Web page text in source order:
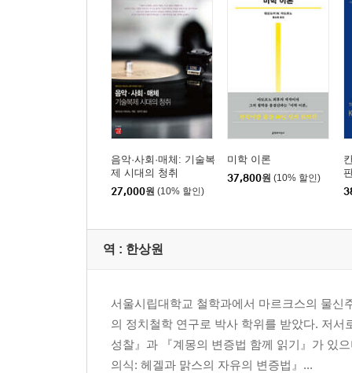
양가적 총체성; 마르크스의 역사적 낙관주의 |
사변적 역사 개념과 혁명적 역사 개념; 아나키즘
제7강 세계운행과 정신
타협주의의 개념 | 개념의 실체화에 반대하며,
세계운행과 개인의 양심; 정신의 메테시스 | 분열
인격적 가면 개념 | 개인화와 사회화 | 동일성
자기파괴에 대한 동의; 구체주의; 접착제로서 심리
제9강 보편사 비판
사유의 진행에 관하여 | 보편사의 개념 (I) | 보편
제10강 ‘부정적’ 보편사
벤야민의 XVII번 테제 | 시대의 핵과 비동일성 |
특수한 것의 변증법 | 우연의 개념; 인식의 유토피
음악·사회·매체: 기술복
제 시대의 청취
27,000원 (10% 할인)
미학 이론
37,800원 (10% 할인)
역 : 한상원
서울시립대학교 철학과에서 마르크스의 물
의 정치철학 연구로 박사 학위를 받았다. 저
성찰』과 『계몽의 변증법 함께 읽기』가 있
의식: 헤겔과 맑스의 자유의 변증법』...